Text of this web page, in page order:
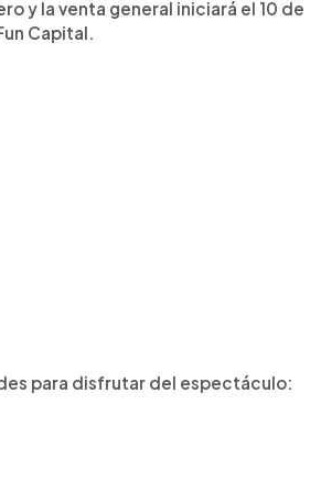
y la venta general iniciará el 10 de
Capital.
para disfrutar del espectáculo: